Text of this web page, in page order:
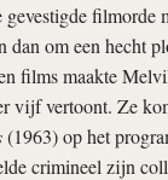
gevestigde filmorde
dan om een hecht
films maakte
vijf vertoont. Ze
(1963) op het
crimineel zijn